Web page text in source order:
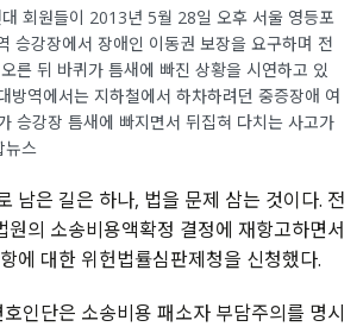
회원들이 2013년 5월 28일 오후 서울 영등포
승강장에서 장애인 이동권 보장을 요구하며 전
른 뒤 바퀴가 틈새에 빠진 상황을 시연하고 있
방역에서는 지하철에서 하차하려던 중증장애 여
승강장 틈새에 빠지면서 뒤집혀 다치는 사고가
뉴스
남은 길은 하나, 법을 문제 삼는 것이다. 전
원의 소송비용액확정 결정에 재항고하면서
에 대한 위헌법률심판제청을 신청했다.
인단은 소송비용 패소자 부담주의를 명시